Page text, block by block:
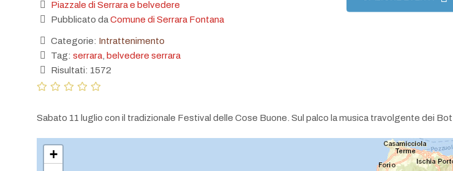
Piazzale di Serrara e belvedere
Pubblicato daComune di Serrara Fontana
Categorie: Intrattenimento
Tag: serrara belvedere serrara
Risultati: 1572
Sabato 11 luglio con il tradizionale Festival delle Cose Buone. Sul palco la musica travolgente dei
+